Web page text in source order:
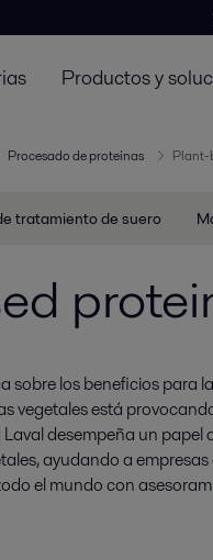
Productos y
Procesado de proteínas Plant-
tratamiento de suero
sobre los beneficios para
vegetales está
desempeña un papel
ayudando a
el mundo con